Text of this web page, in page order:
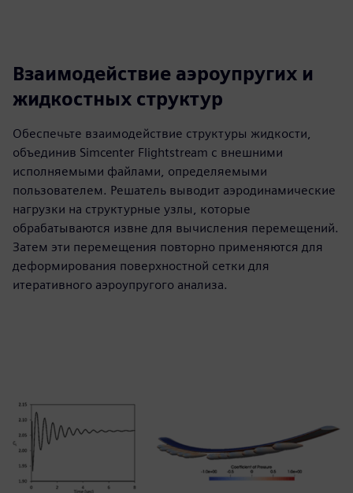
Взаимодействие аэроупругих и
жидкостных структур
Обеспечьте взаимодействие структуры жидкости,
объединив Simcenter Flightstream с внешними
исполняемыми файлами, определяемыми
пользователем. Решатель выводит аэродинамические
нагрузки на структурные узлы, которые
обрабатываются извне для вычисления перемещений.
Затем эти перемещения повторно применяются для
деформирования поверхностной сетки для
итеративного аэроупругого анализа.